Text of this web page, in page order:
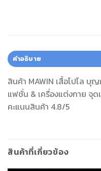
คำอธิบาย
สินค้า MAWIN เสื้อโปโล
แฟชั่น & เครื่องแต่งกาย จุด
คะแนนสินค้า 4.8/5
สินค้าที่เกี่ยวข้อง